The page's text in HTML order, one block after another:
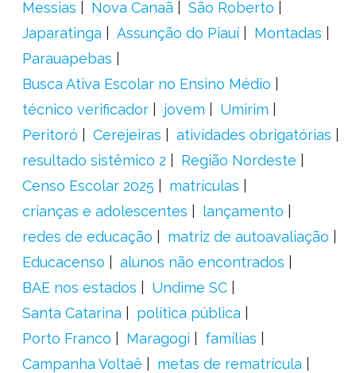
Messias Nova Canaã
São Roberto
Japaratinga
Assunção do Piauí
Montadas
Parauapebas
Busca Ativa Escolar no Ensino Médio
técnico verificador
jovem
Umirim
Peritoró
Cerejeiras
atividades obrigatórias
resultado sistêmico 2
Região Nordeste
Censo Escolar 2025
matrículas
crianças e adolescentes
lançamento
redes de educação
matriz de autoavaliação
Educacenso
alunos não encontrados
BAE nos estados
Undime SC
Santa Catarina
política pública
Porto Franco
Maragogi
famílias
Campanha Voltaê
metas de rematrícula